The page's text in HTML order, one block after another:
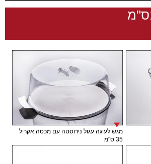
מגש לעוגה עגול נירוסטה עם מכסה אקריל
35 ס"מ